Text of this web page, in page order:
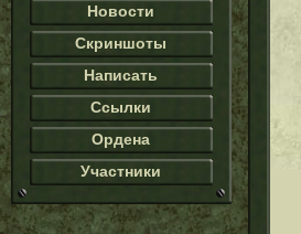
Новости
Скриншоты
Написать
Ссылки
Ордена
Участники